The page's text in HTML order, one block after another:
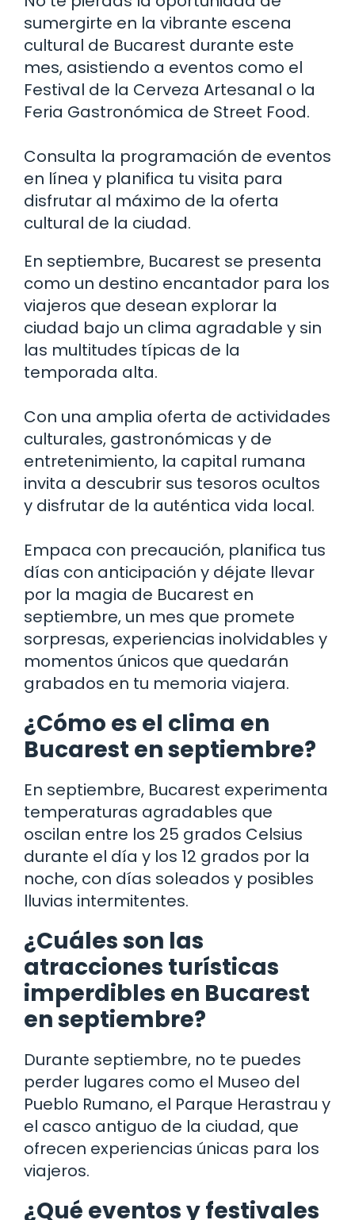
sumergirte en la vibrante escena
cultural de Bucarest durante este
mes, asistiendo a eventos como el
Festival de la Cerveza Artesanal o la
Feria Gastronómica de Street Food.
Consulta la programación de eventos
en línea y planifica tu visita para
disfrutar al máximo de la oferta
cultural de la ciudad.
En septiembre, Bucarest se presenta
como un destino encantador para los
viajeros que desean explorar la
ciudad bajo un clima agradable y sin
las multitudes típicas de la
temporada alta.
Con una amplia oferta de actividades
culturales, gastronómicas y de
entretenimiento, la capital rumana
invita a descubrir sus tesoros ocultos
y disfrutar de la auténtica vida local.
Empaca con precaución, planifica tus
días con anticipación y déjate llevar
por la magia de Bucarest en
septiembre, un mes que promete
sorpresas, experiencias inolvidables y
momentos únicos que quedarán
grabados en tu memoria viajera.
¿Cómo es el clima en
Bucarest en septiembre?
En septiembre, Bucarest experimenta
temperaturas agradables que
oscilan entre los 25 grados Celsius
durante el día y los 12 grados por la
noche, con días soleados y posibles
lluvias intermitentes.
¿Cuáles son las
atracciones turísticas
imperdibles en Bucarest
en septiembre?
Durante septiembre, no te puedes
perder lugares como el Museo del
Pueblo Rumano, el Parque Herastrau y
el casco antiguo de la ciudad, que
ofrecen experiencias únicas para los
viajeros.
¿Qué eventos y festivales